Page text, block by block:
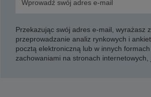
Przekazując swój adres e-mail, wyrażasz
przeprowadzanie analiz rynkowych i
pocztą elektroniczną lub w innych
zachowaniami na stronach